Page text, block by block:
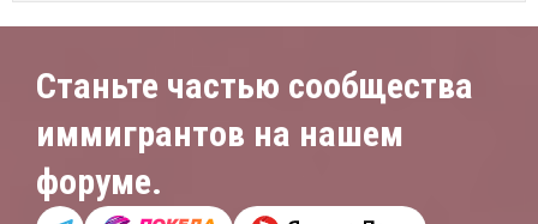
Станьте частью сообщества
иммигрантов на нашем
форуме.